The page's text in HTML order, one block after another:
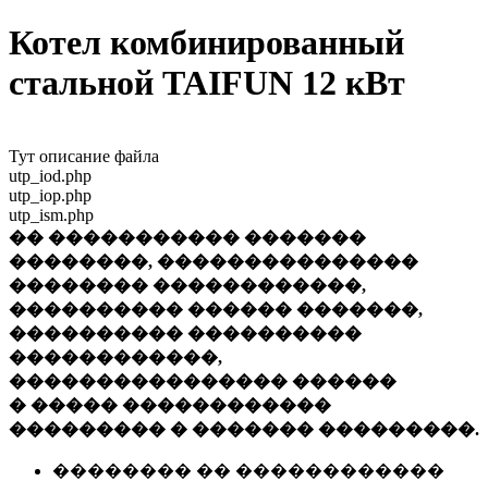
Котел комбинированный
стальной TAIFUN 12 кВт
Тут описание файла
utp_iod.php
utp_iop.php
utp_ism.php
�� ����������� �������
��������, ���������������
�������� ������������,
���������� ������ �������,
���������� ����������
������������,
���������������� ������
� ����� ������������
��������� � ������� ���������.
�������� �� ������������